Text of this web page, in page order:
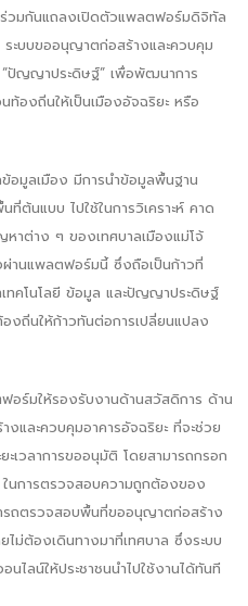
วมกันแถลงเปิดตัวแพลตฟอร์มดิจิทัล
บบขออนุญาตก่อสร้างและควบคุม
“ปัญญาประดิษฐ์” เพื่อพัฒนาการ
องถิ่นให้เป็นเมืองอัจฉริยะ หรือ
เมือง มีการนำข้อมูลพื้นฐาน
ต้นแบบ ไปใช้ในการวิเคราะห์ คาด
าต่าง ๆ ของเทศบาลเมืองแม่โจ้
านแพลตฟอร์มนี้ ซึ่งถือเป็นก้าวที่
ทคโนโลยี ข้อมูล และปัญญาประดิษฐ์
งถิ่นให้ก้าวทันต่อการเปลี่ยนแปลง
ให้รองรับงานด้านสวัสดิการ ด้าน
และควบคุมอาคารอัจฉริยะ ที่จะช่วย
ะเวลาการขออนุมัติ โดยสามารถกรอก
นการตรวจสอบความถูกต้องของ
รถตรวจสอบพื้นที่ขออนุญาตก่อสร้าง
ม่ต้องเดินทางมาที่เทศบาล ซึ่งระบบ
ไลน์ให้ประชาชนนำไปใช้งานได้ทันที